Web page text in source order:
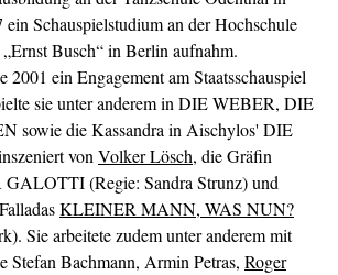
Schauspielstudium an der Hochschule
Busch“ in Berlin aufnahm.
2001 ein Engagement am Staatsschauspiel
sie unter anderem in DIE WEBER, DIE
sowie die Kassandra in Aischylos' DIE
von Volker Lösch, die Gräfin
(Regie: Sandra Strunz) und
KLEINER MANN, WAS NUN?
Sie arbeitete zudem unter anderem mit
Stefan Bachmann, Armin Petras, Roger